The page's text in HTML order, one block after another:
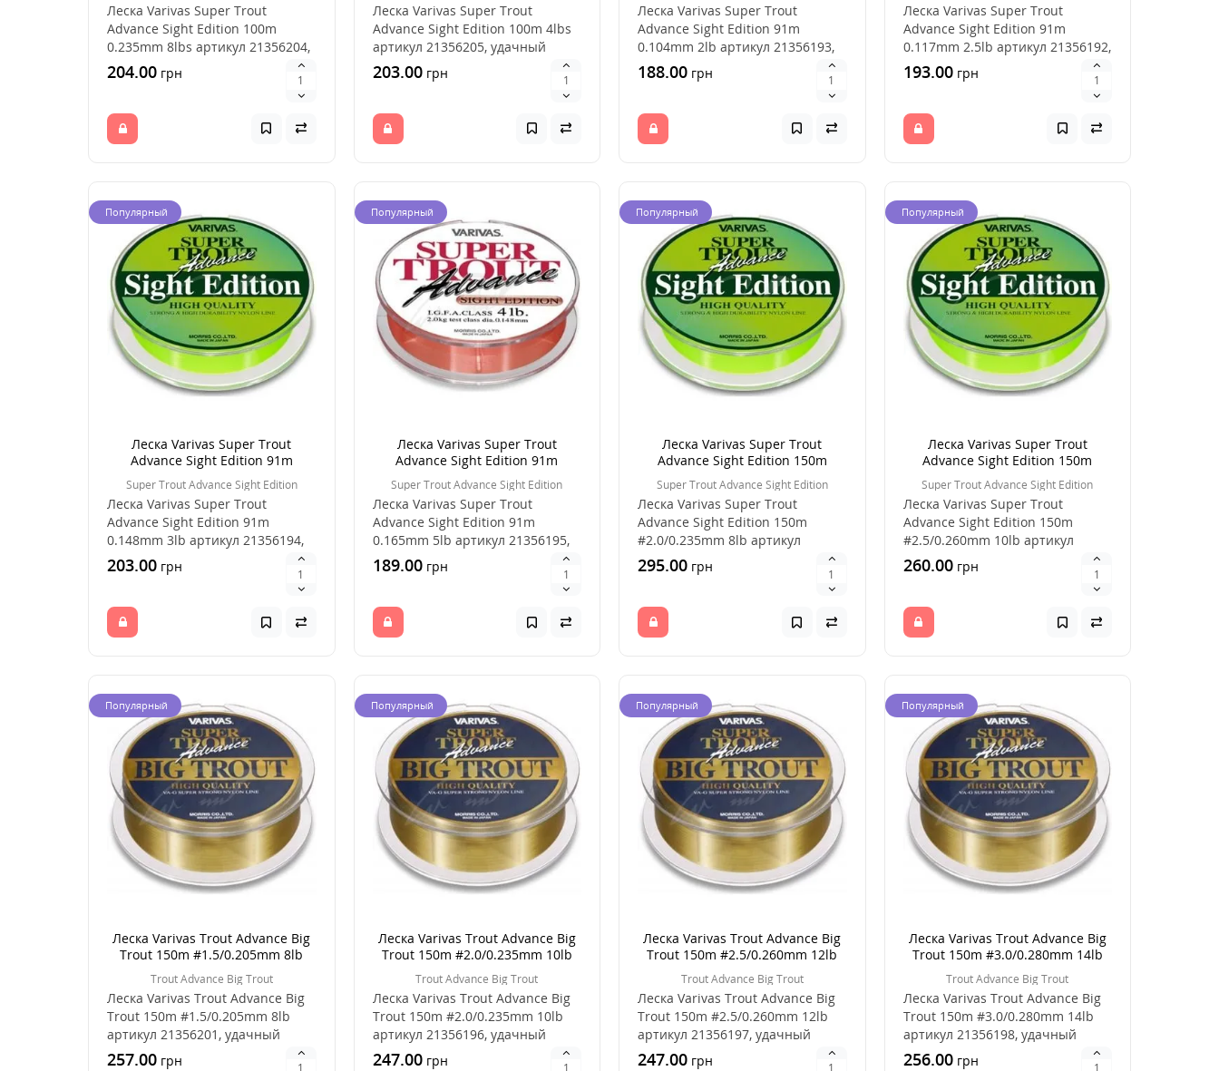
Леска Varivas Super Trout
Advance Sight Edition 100m
0.235mm 8lbs артикул 21356204,
удачный выбор дл..
204.00 грн
Леска Varivas Super Trout
Advance Sight Edition 100m 4lbs
артикул 21356205, удачный
выбор для ловли ..
203.00грн
Леска Varivas Super Trout
Advance Sight Edition 91m
0.104mm 2lb артикул 21356193,
удачный выбор для ..
188.00 грн
Леска Varivas Super Trout
Advance Sight Edition 91m
0.117mm 2.5lb артикул 21356192,
удачный выбор дл..
193.00грн
Популярный
Леска Varivas Super Trout
Advance Sight Edition 91m
0.148mm 3lb
Super Trout Advance Sight Edition
Леска Varivas Super Trout
Advance Sight Edition 91m
0.148mm 3lb артикул 21356194,
удачный выбор для ..
203.00 грн
Популярный
Леска Varivas Super Trout
Advance Sight Edition 91m
0.165mm 5lb
Super Trout Advance Sight Edition
Леска Varivas Super Trout
Advance Sight Edition 91m
0.165mm 5lb артикул 21356195,
удачный выбор для ..
189.00грн
Популярный
Леска Varivas Super Trout
Аdvance Sight Edition 150m
#2.0/0.235mm 8lb
Super Trout Advance Sight Edition
Леска Varivas Super Trout
Аdvance Sight Edition 150m
#2.0/0.235mm 8lb артикул
21356184, удачный выбо..
295.00 грн
Популярный
Леска Varivas Super Trout
Аdvance Sight Edition 150m
#2.5/0.260mm 10lb
Super Trout Advance Sight Edition
Леска Varivas Super Trout
Аdvance Sight Edition 150m
#2.5/0.260mm 10lb артикул
21356183, удачный выб..
260.00грн
Популярный
Леска Varivas Trout Advance Big
Trout 150m #1.5/0.205mm 8lb
Trout Advance Big Trout
Леска Varivas Trout Advance Big
Trout 150m #1.5/0.205mm 8lb
артикул 21356201, удачный
выбор для ловл..
257.00 грн
Популярный
Леска Varivas Trout Advance Big
Trout 150m #2.0/0.235mm 10lb
Trout Advance Big Trout
Леска Varivas Trout Advance Big
Trout 150m #2.0/0.235mm 10lb
артикул 21356196, удачный
выбор для лов..
247.00грн
Популярный
Леска Varivas Trout Advance Big
Trout 150m #2.5/0.260mm 12lb
Trout Advance Big Trout
Леска Varivas Trout Advance Big
Trout 150m #2.5/0.260mm 12lb
артикул 21356197, удачный
выбор для лов..
247.00 грн
Популярный
Леска Varivas Trout Advance Big
Trout 150m #3.0/0.280mm 14lb
Trout Advance Big Trout
Леска Varivas Trout Advance Big
Trout 150m #3.0/0.280mm 14lb
артикул 21356198, удачный
выбор для лов..
256.00грн